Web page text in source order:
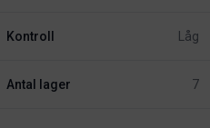
Kontroll Låg
Antal lager 7